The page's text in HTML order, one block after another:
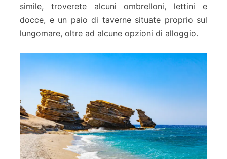
simile, troverete alcuni ombrelloni, lettini e
docce, e un paio di taverne situate proprio sul
lungomare, oltre ad alcune opzioni di alloggio.